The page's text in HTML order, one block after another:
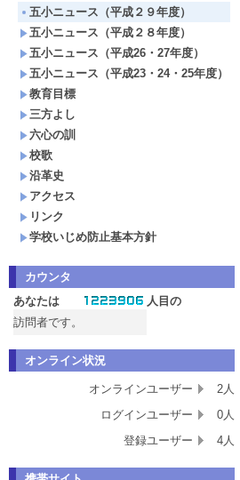
五小ニュース（平成２９年度）
五小ニュース（平成２８年度）
五小ニュース（平成26・27年度）
五小ニュース（平成23・24・25年度）
教育目標
三方よし
六心の訓
校歌
沿革史
アクセス
リンク
学校いじめ防止基本方針
カウンタ
あなたは
人目の
訪問者です。
オンライン状況
オンラインユーザー
2人
ログインユーザー
0人
登録ユーザー
4人